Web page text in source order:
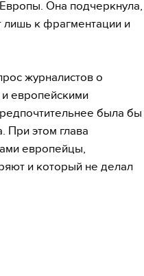
Она подчеркнула,
лишь к фрагментации и
журналистов о
европейскими
была бы
При этом глава
европейцы,
и который не делал